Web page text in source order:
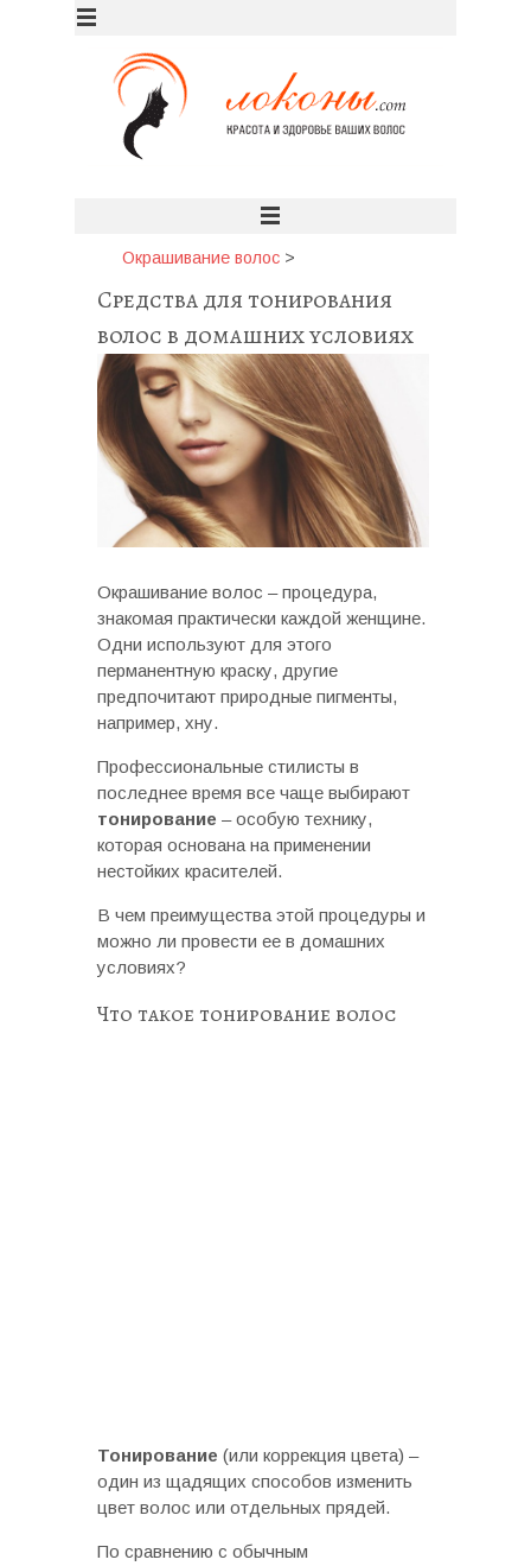
Окрашивание волос >
Средства для тонирования
волос в домашних условиях
Окрашивание волос – процедура,
знакомая практически каждой женщине.
Одни используют для этого
перманентную краску, другие
предпочитают природные пигменты,
например, хну.
Профессиональные стилисты в
последнее время все чаще выбирают
тонирование – особую технику,
которая основана на применении
нестойких красителей.
В чем преимущества этой процедуры и
можно ли провести ее в домашних
условиях?
Что такое тонирование волос
Тонирование (или коррекция цвета) –
один из щадящих способов изменить
цвет волос или отдельных прядей.
По сравнению с обычным